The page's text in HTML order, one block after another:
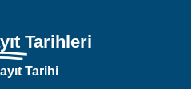
Tarihleri
Tarihi